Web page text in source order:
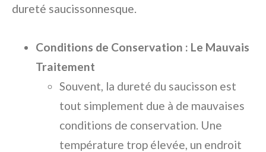
dureté saucissonnesque.
Conditions de Conservation : Le Mauvais
Traitement
Souvent, la dureté du saucisson est
tout simplement due à de mauvaises
conditions de conservation. Une
température trop élevée, un endroit